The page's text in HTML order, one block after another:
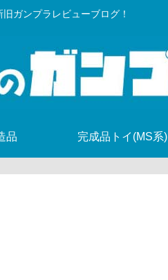
旧ガンプラレビューブログ！
品 完成品トイ(MS系)